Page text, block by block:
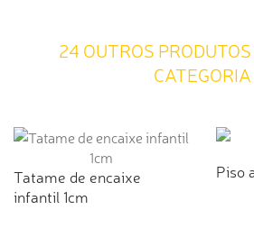
24 OUTROS
CATEGORIA
Tatame de encaixe
infantil 1cm
Piso